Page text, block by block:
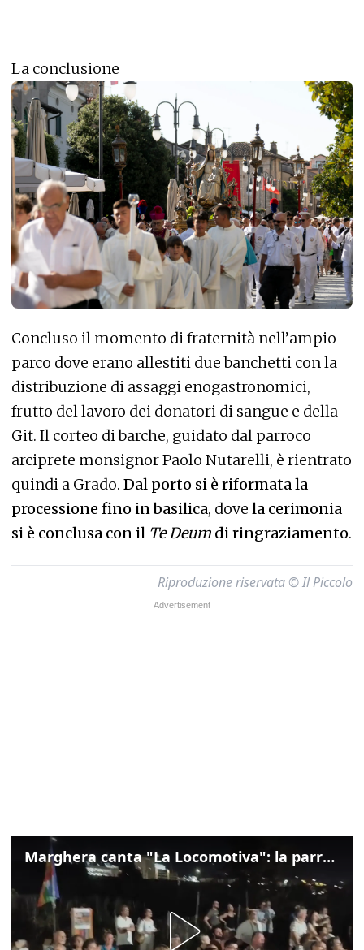
La conclusione
Concluso il momento di fraternità nell’ampio
parco dove erano allestiti due banchetti con la
distribuzione di assaggi enogastronomici,
frutto del lavoro dei donatori di sangue e della
Git. Il corteo di barche, guidato dal parroco
arciprete monsignor Paolo Nutarelli, è rientrato
quindi a Grado. Dal porto si è riformata la
processione fino in basilica, dove la cerimonia
si è conclusa con il Te Deum di ringraziamento.
Riproduzione riservata © Il Piccolo
Marghera canta "La Locomotiva": la parrocchia della Cita ricorda Guccini